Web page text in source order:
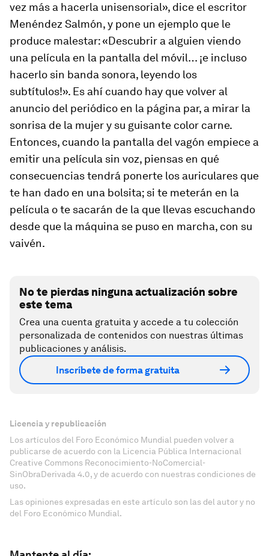
vez más a hacerla unisensorial», dice el escritor
Menéndez Salmón, y pone un ejemplo que le
produce malestar: «Descubrir a alguien viendo
una película en la pantalla del móvil… ¡e incluso
hacerlo sin banda sonora, leyendo los
subtítulos!». Es ahí cuando hay que volver al
anuncio del periódico en la página par, a mirar la
sonrisa de la mujer y su guisante color carne.
Entonces, cuando la pantalla del vagón empiece a
emitir una película sin voz, piensas en qué
consecuencias tendrá ponerte los auriculares que
te han dado en una bolsita; si te meterán en la
película o te sacarán de la que llevas escuchando
desde que la máquina se puso en marcha, con su
vaivén.
No te pierdas ninguna actualización sobre
este tema
Crea una cuenta gratuita y accede a tu colección
personalizada de contenidos con nuestras últimas
publicaciones y análisis.
Inscríbete de forma gratuita
Licencia y republicación
Los artículos del Foro Económico Mundial pueden volver a
publicarse de acuerdo con la Licencia Pública Internacional
Creative Commons Reconocimiento-NoComercial-
SinObraDerivada 4.0, y de acuerdo con nuestras condiciones de
uso.
Las opiniones expresadas en este artículo son las del autor y no
del Foro Económico Mundial.